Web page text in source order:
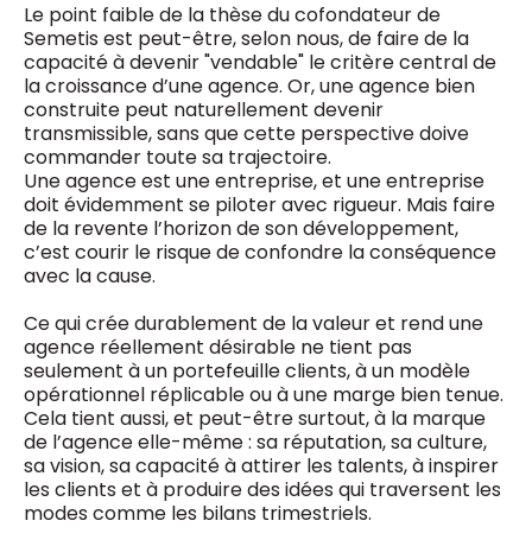
Le point faible de la thèse du cofondateur de
Semetis est peut-être, selon nous, de faire de la
capacité à devenir "vendable" le critère central de
la croissance d’une agence. Or, une agence bien
construite peut naturellement devenir
transmissible, sans que cette perspective doive
commander toute sa trajectoire.
Une agence est une entreprise, et une entreprise
doit évidemment se piloter avec rigueur. Mais faire
de la revente l’horizon de son développement,
c’est courir le risque de confondre la conséquence
avec la cause.
Ce qui crée durablement de la valeur et rend une
agence réellement désirable ne tient pas
seulement à un portefeuille clients, à un modèle
opérationnel réplicable ou à une marge bien tenue.
Cela tient aussi, et peut-être surtout, à la marque
de l’agence elle-même : sa réputation, sa culture,
sa vision, sa capacité à attirer les talents, à inspirer
les clients et à produire des idées qui traversent les
modes comme les bilans trimestriels.
Des questions ?